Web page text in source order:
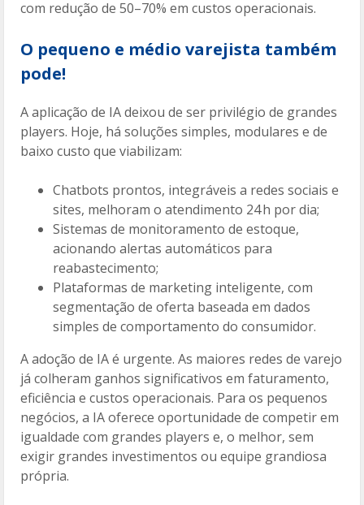
com redução de 50–70% em custos operacionais.
O pequeno e médio varejista também
pode!
A aplicação de IA deixou de ser privilégio de grandes
players. Hoje, há soluções simples, modulares e de
baixo custo que viabilizam:
Chatbots prontos, integráveis a redes sociais e
sites, melhoram o atendimento 24 h por dia;
Sistemas de monitoramento de estoque,
acionando alertas automáticos para
reabastecimento;
Plataformas de marketing inteligente, com
segmentação de oferta baseada em dados
simples de comportamento do consumidor.
A adoção de IA é urgente. As maiores redes de varejo
já colheram ganhos significativos em faturamento,
eficiência e custos operacionais. Para os pequenos
negócios, a IA oferece oportunidade de competir em
igualdade com grandes players e, o melhor, sem
exigir grandes investimentos ou equipe grandiosa
própria.